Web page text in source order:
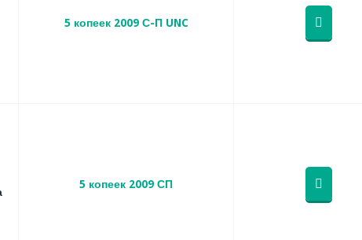
5 копеек 2009 С-П UNC
5 копеек 2009 СП